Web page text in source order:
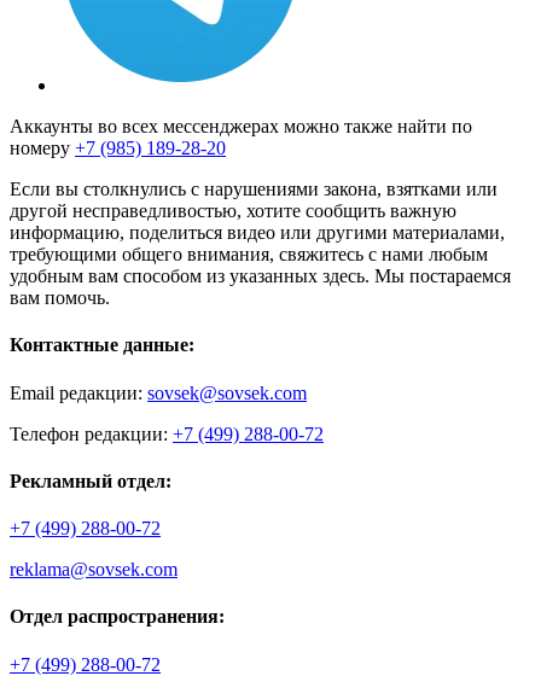
Аккаунты во всех мессенджерах можно также найти по
номеру +7 (985) 189-28-20
Если вы столкнулись с нарушениями закона, взятками или
другой несправедливостью, хотите сообщить важную
информацию, поделиться видео или другими материалами,
требующими общего внимания, свяжитесь с нами любым
удобным вам способом из указанных здесь. Мы постараемся
вам помочь.
Контактные данные:
Email редакции: sovsek@sovsek.com
Телефон редакции: +7 (499) 288-00-72
Рекламный отдел:
+7 (499) 288-00-72
reklama@sovsek.com
Отдел распространения:
+7 (499) 288-00-72